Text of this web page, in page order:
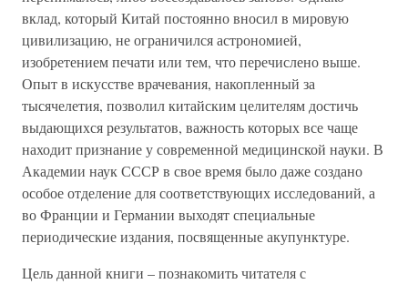
вклад, который Китай постоянно вносил в мировую
цивилизацию, не ограничился астрономией,
изобретением печати или тем, что перечислено выше.
Опыт в искусстве врачевания, накопленный за
тысячелетия, позволил китайским целителям достичь
выдающихся результатов, важность которых все чаще
находит признание у современной медицинской науки. В
Академии наук СССР в свое время было даже создано
особое отделение для соответствующих исследований, а
во Франции и Германии выходят специальные
периодические издания, посвященные акупунктуре.
Цель данной книги – познакомить читателя с